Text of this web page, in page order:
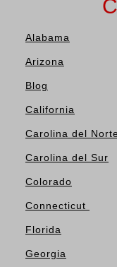
Alabama
Arizona
Blog
California
Carolina del
Carolina del Sur
Colorado
Connecticut
Florida
Georgia